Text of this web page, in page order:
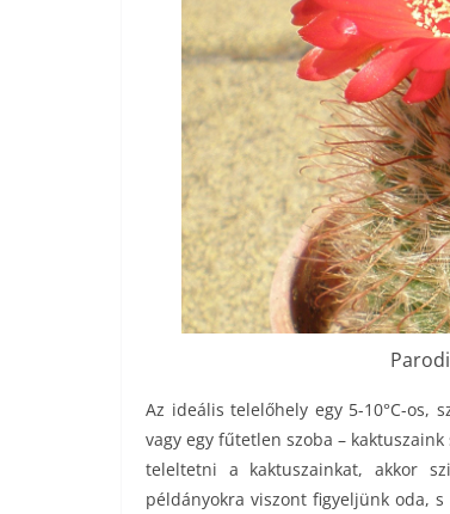
Az ideális telelőhely egy 5-10°C-os,
vagy egy fűtetlen szoba –
teleltetni a kaktuszainkat, akkor
példányokra viszont figyeljünk oda,